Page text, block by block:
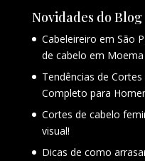
Novidades do Blog
Cabeleireiro em São
de cabelo em Moema
Tendências de
Completo para
Cortes de cabelo
visual!
Dicas de como